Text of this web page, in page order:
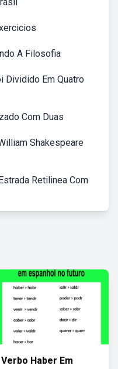
A Filosofia
Dividido Em Quatro
Com Duas
Shakespeare
Retilinea Com
Verbo Haber Em